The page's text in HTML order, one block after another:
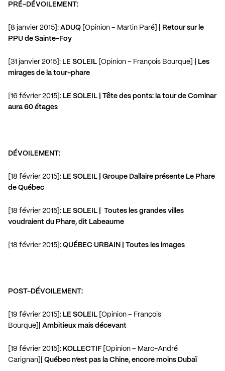
PRÉ-DÉVOILEMENT:
[8 janvier 2015]: ADUQ [Opinion – Martin Paré]
| Retour sur le
PPU de Sainte-Foy
[31 janvier 2015]: LE SOLEIL [Opinion – François Bourque]
| Les
mirages de la tour-phare
[16 février 2015]: LE SOLEIL
| Tête des ponts: la tour de Cominar
aura 60 étages
DÉVOILEMENT:
[18 février 2015]: LE SOLEIL | Groupe Dallaire présente Le Phare
de Québec
[18 février 2015]: LE SOLEIL | Toutes les grandes villes
voudraient du Phare, dit Labeaume
[18 février 2015]: QUÉBEC URBAIN | Toutes les images
POST-DÉVOILEMENT:
[19 février 2015]: LE SOLEIL [Opinion – François
Bourque]
| Ambitieux mais décevant
[19 février 2015]: KOLLECTIF [Opinion – Marc-André
Carignan]
| Québec n’est pas la Chine, encore moins Dubaï